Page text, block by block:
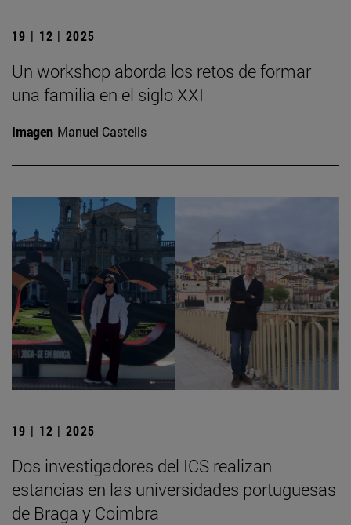
19 | 12 | 2025
Un workshop aborda los retos de formar
una familia en el siglo XXI
Imagen Manuel Castells
19 | 12 | 2025
Dos investigadores del ICS realizan
estancias en las universidades portuguesas
de Braga y Coimbra